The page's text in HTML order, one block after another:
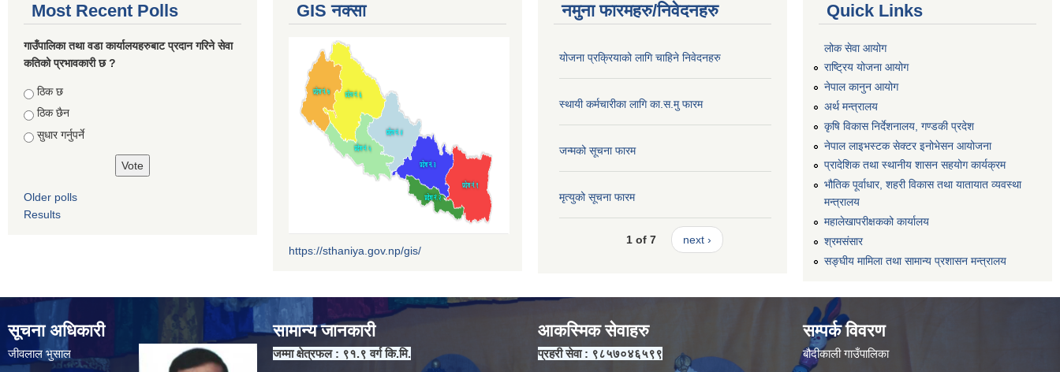
Most Recent Polls
गाउँपालिका तथा वडा कार्यालयहरुबाट प्रदान गरिने सेवा
कतिको प्रभावकारी छ ?
Choices
ठिक छ
ठिक छैन
सुधार गर्नुपर्ने
Older polls
Results
GIS नक्सा
https://sthaniya.gov.np/gis/
नमुना फारमहरु/निवेदनहरु
योजना प्रक्रियाको लागि चाहिने निवेदनहरु
स्थायी कर्मचारीका लागि का.स.मु फारम
जन्मको सूचना फारम
मृत्युको सूचना फारम
1 of 7 next ›
Quick Links
लोक सेवा आयोग
राष्ट्रिय योजना आयोग
नेपाल कानुन आयोग
अर्थ मन्त्रालय
कृषि विकास निर्देशनालय, गण्डकी प्रदेश
नेपाल लाइभस्टक सेक्टर इनोभेसन आयोजना
प्रादेशिक तथा स्थानीय शासन सहयोग कार्यक्रम
भौतिक पूर्वाधार, शहरी विकास तथा यातायात व्यवस्था
मन्त्रालय
महालेखापरीक्षकको कार्यालय
श्रमसंसार
सङ्घीय मामिला तथा सामान्य प्रशासन मन्त्रालय
सूचना अधिकारी
जीवलाल भुसाल
सामान्य जानकारी
जम्मा क्षेत्रफल : ९१.९ वर्ग कि.मि.
आकस्मिक सेवाहरु
प्रहरी सेवा : ९८५७०४६५९९
सम्पर्क विवरण
बौदीकाली गाउँपालिका